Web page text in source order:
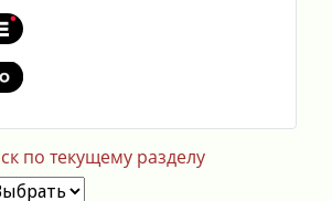
по текущему разделу